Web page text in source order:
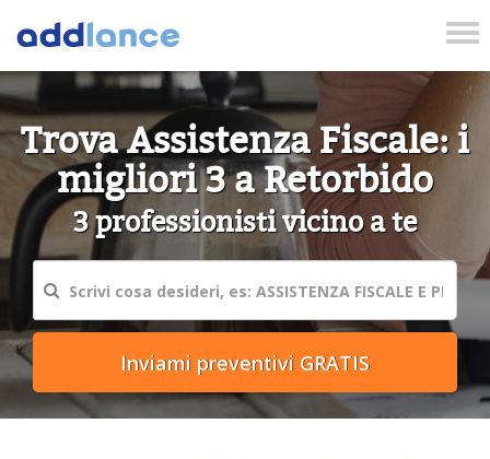
Trova Assistenza Fiscale: i
migliori 3 a Retorbido
3 professionisti vicino a te